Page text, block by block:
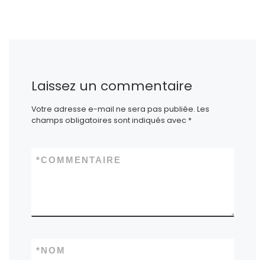
Laissez un commentaire
Votre adresse e-mail ne sera pas publiée. Les
champs obligatoires sont indiqués avec *
COMMENTAIRE
*
NOM
*